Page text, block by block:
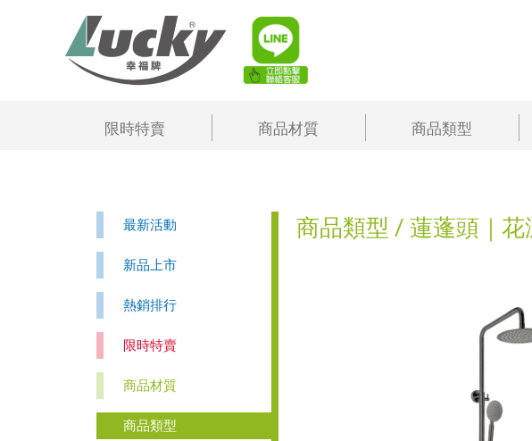
限時特賣 商品材質 商品類型
最新活動
新品上市
熱銷排行
限時特賣
商品材質
商品類型
商品類型 / 蓮蓬頭｜花